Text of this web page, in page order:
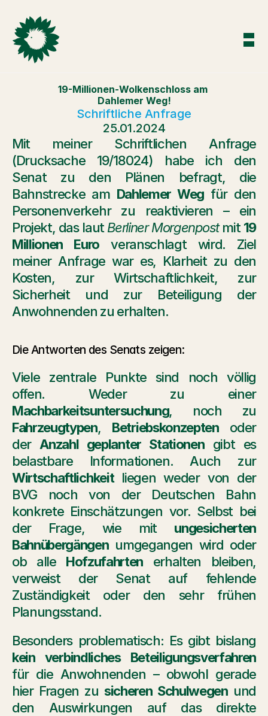
19-Millionen-Wolkenschloss am
Dahlemer Weg!
Schriftliche Anfrage
25.01.2024
Mit meiner Schriftlichen Anfrage
(Drucksache 19/18024) habe ich den
Senat zu den Plänen befragt, die
Bahnstrecke am Dahlemer Weg für den
Personenverkehr zu reaktivieren – ein
Projekt, das laut Berliner Morgenpost mit 19
Millionen Euro veranschlagt wird. Ziel
meiner Anfrage war es, Klarheit zu den
Kosten, zur Wirtschaftlichkeit, zur
Sicherheit und zur Beteiligung der
Anwohnenden zu erhalten.
Die Antworten des Senats zeigen:
Viele zentrale Punkte sind noch völlig
offen. Weder zu einer
Machbarkeitsuntersuchung
Fahrzeugtypen, Betriebskonzepten oder
der Anzahl geplanter Stationen gibt es
belastbare Informationen. Auch zur
Wirtschaftlichkeit liegen weder von der
BVG noch von der Deutschen Bahn
konkrete Einschätzungen vor. Selbst bei
der Frage, wie mit ungesicherten
Bahnübergängen umgegangen wird oder
ob alle Hofzufahrten erhalten bleiben,
verweist der Senat auf fehlende
Zuständigkeit oder den sehr frühen
Planungsstand.
kein verbindliches Beteiligungsverfahren
für die Anwohnenden – obwohl gerade
hier Fragen zu sicheren Schulwegen und
den Auswirkungen auf das direkte